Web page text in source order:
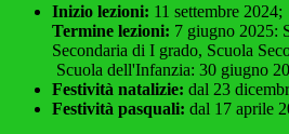
Inizio lezioni: 11 settembre 2024;
Termine lezioni: 7 giugno 2025:
Secondaria di I grado, Scuola
Scuola dell'Infanzia: 30 giugno
Festività natalizie: dal 23
Festività pasquali: dal 17 aprile